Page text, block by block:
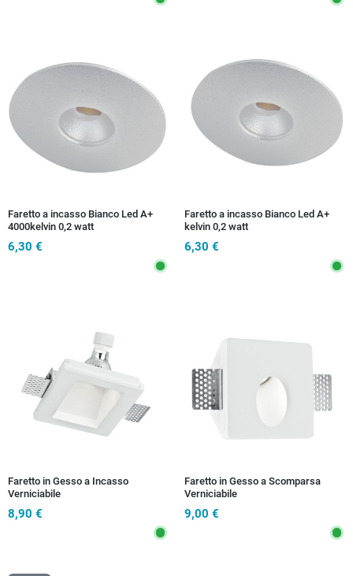
Faretto a incasso Bianco Led A+
4000kelvin 0,2 watt
6,30 €
Faretto a incasso Bianco Led A+
kelvin 0,2 watt
6,30 €
Faretto in Gesso a Incasso
Verniciabile
8,90 €
Faretto in Gesso a Scomparsa
Verniciabile
9,00 €